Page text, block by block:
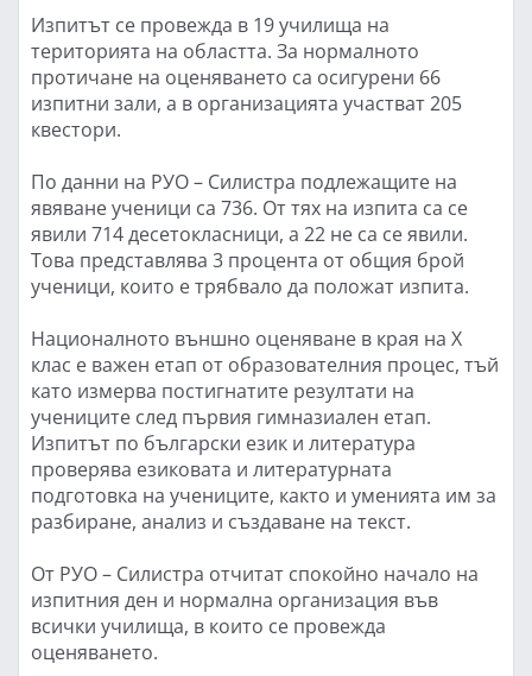
Изпитът се провежда в 19 училища на
територията на областта. За нормалното
протичане на оценяването са осигурени 66
изпитни зали, а в организацията участват 205
квестори.
По данни на РУО – Силистра подлежащите на
явяване ученици са 736. От тях на изпита са се
явили 714 десетокласници, а 22 не са се явили.
Това представлява 3 процента от общия брой
ученици, които е трябвало да положат изпита.
Националното външно оценяване в края на X
клас е важен етап от образователния процес, тъй
като измерва постигнатите резултати на
учениците след първия гимназиален етап.
Изпитът по български език и литература
проверява езиковата и литературната
подготовка на учениците, както и уменията им за
разбиране, анализ и създаване на текст.
От РУО – Силистра отчитат спокойно начало на
изпитния ден и нормална организация във
всички училища, в които се провежда
оценяването.